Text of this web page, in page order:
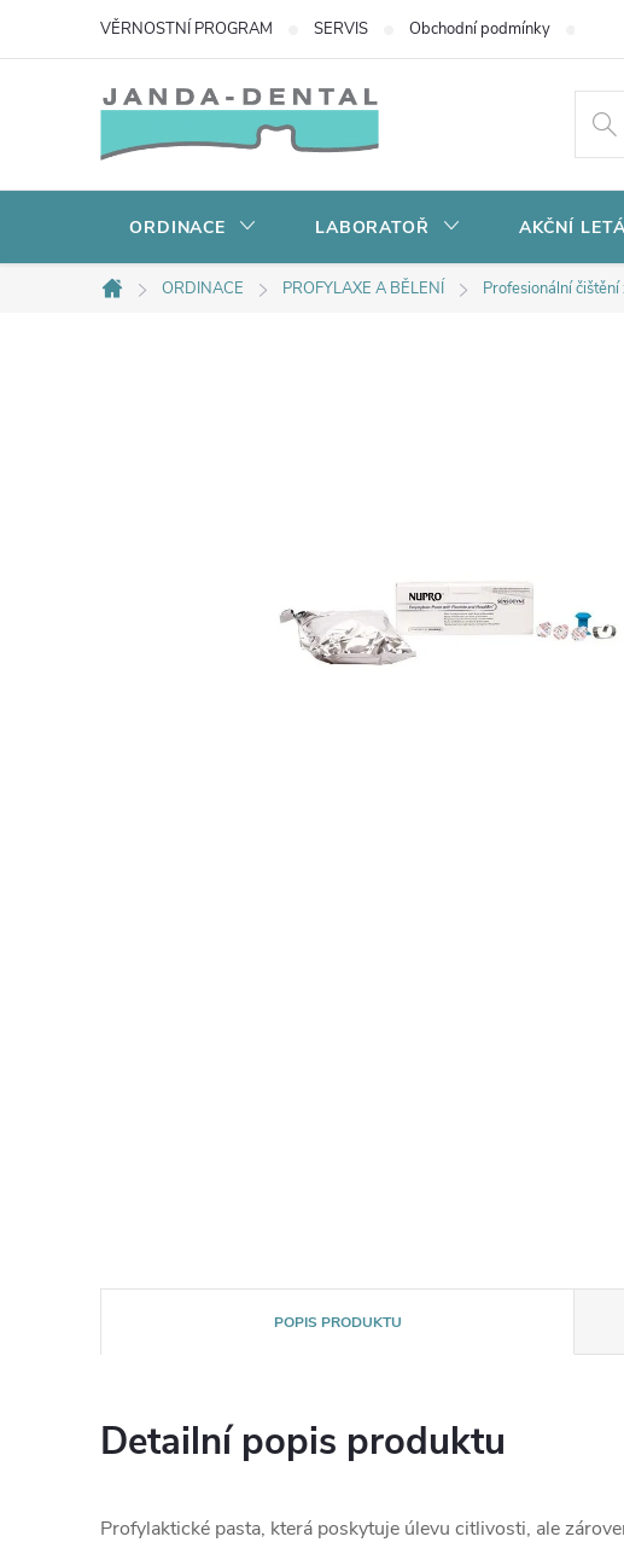
VĚRNOSTNÍ PROGRAM SERVIS Obchodní podmínky
ORDINACE LABORATOŘ AKČNÍ
Domů
ORDINACE PROFYLAXE A BĚLENÍ Profesionální
POPIS PRODUKTU
Detailní popis produktu
Profylaktické pasta, která poskytuje úlevu citlivosti, ale